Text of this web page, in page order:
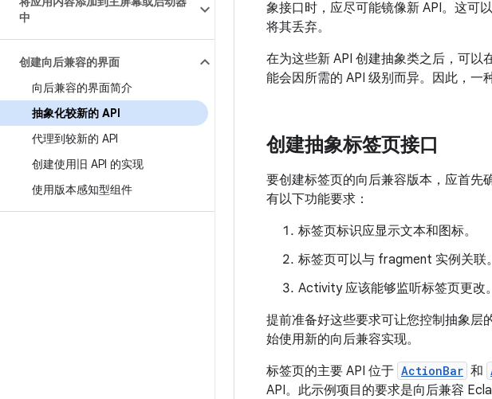
中
创建向后兼容的界面
向后兼容的界面简介
抽象化较新的 API
代理到较新的 API
创建使用旧 API 的实现
使用版本感知型组件
象接口时，应尽可能镜像新 API。这可
将其丢弃。
在为这些新 API 创建抽象类之后，可
能会因所需的 API 级别而异。因此，一
创建抽象标签页接口
要创建标签页的向后兼容版本，应首先
有以下功能要求：
标签页标识应显示文本和图标。
标签页可以与 fragment 实例关联。
Activity 应该能够监听标签页更改。
提前准备好这些要求可让您控制抽象层
始使用新的向后兼容实现。
标签页的主要 API 位于 ActionBar 和
API。此示例项目的要求是向后兼容